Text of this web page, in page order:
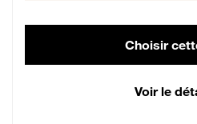
Choisir
Voir le